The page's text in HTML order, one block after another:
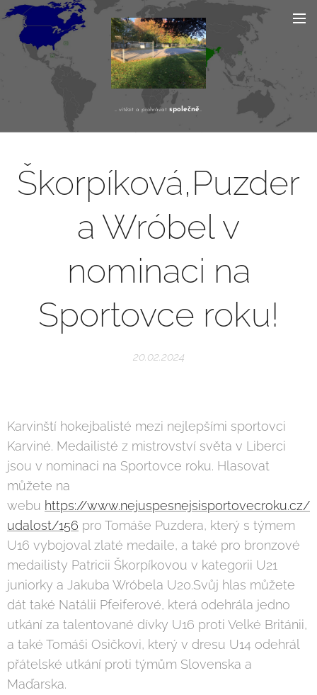
... vítězit a prohrávatspolečně...
Škorpíková,Puzder
a Wróbel v
nominaci na
Sportovce roku!
20.02.2024
Karvinští hokejbalisté mezi nejlepšími sportovci
Karviné. Medailisté z mistrovství světa v Liberci
jsou v nominaci na Sportovce roku. Hlasovat
můžete na
webu https://www.nejuspesnejsisportovecroku.cz/
udalost/156 pro Tomáše Puzdera, který s týmem
U16 vybojoval zlaté medaile, a také pro bronzové
medailisty Patricii Škorpíkovou v kategorii U21
juniorky a Jakuba Wróbela U20.Svůj hlas můžete
dát také Natálii Pfeiferové, která odehrála jedno
utkání za talentované dívky U16 proti Velké Británii,
a také Tomáši Osičkovi, který v dresu U14 odehrál
přátelské utkání proti týmům Slovenska a
Maďarska.